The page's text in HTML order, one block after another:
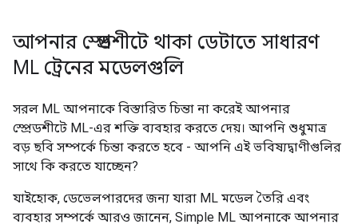
আপনার স্প্রেডশীটে থাকা ডেটাতে সাধারণ
ML ট্রেনের মডেলগুলি
সরল ML আপনাকে বিস্তারিত চিন্তা না করেই আপনার
স্প্রেডশীটে ML-এর শক্তি ব্যবহার করতে দেয়। আপনি শুধুমাত্র
বড় ছবি সম্পর্কে চিন্তা করতে হবে - আপনি এই ভবিষ্যদ্বাণীগুলির
সাথে কি করতে যাচ্ছেন?
যাইহোক, ডেভেলপারদের জন্য যারা ML মডেল তৈরি এবং
ব্যবহার সম্পর্কে আরও জানেন, Simple ML আপনাকে আপনার